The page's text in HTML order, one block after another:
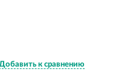
к сравнению